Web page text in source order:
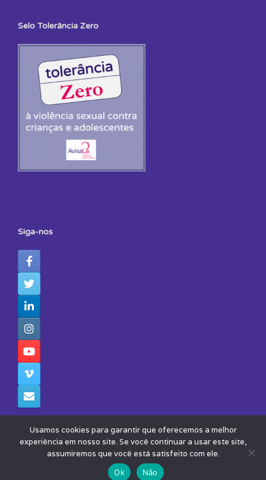
Selo Tolerância Zero
Siga-nos
© 2026 - Todos os Direitos Reservados - Instituto Avisa Lá
Theme by
SiteOrigin
Usamos cookies para garantir que oferecemos a melhor
experiência em nosso site. Se você continuar a usar este site,
assumiremos que você está satisfeito com ele.
Ok Não